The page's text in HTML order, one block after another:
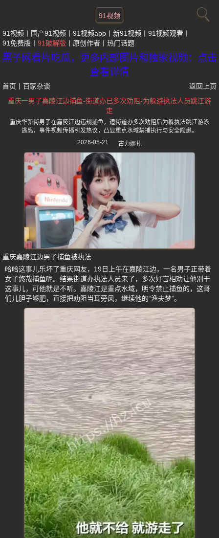
91视频
91视频 国产91视频 91视频app 新91视频
91视频观看
91免费版
91破解版 原创作者 热门话题
黑子网看片吃瓜，更多内部图片和独家视频：点击
查看详情
首页 百家杂谈
返回上页
重庆一男子嘉陵江边捕鱼-街道办已多次劝阻-为躲避执法人员跳江游
走
重庆华新街男子在嘉陵江边违规捕鱼，遭街道办多次劝阻后为躲执法跳江游泳
逃离，事件视频传播引发热议，凸显重点水域禁捕执行与安全隐患。
2026-05-21
古力娜扎
重庆嘉陵江边男子捕鱼被执法
哈哈这事儿乐坏了重庆网友，19日上午在嘉陵江边，一名男子正带着
女子悠哉捕鱼呢。结果街道办执法人员来了，多次好言相劝让他别干
这事儿，可他就是不听。嘉陵江是重点水域，明令禁止捕鱼的，这哥
们儿胆子够肥，直接把劝阻当耳旁风，继续他的“渔夫梦”。